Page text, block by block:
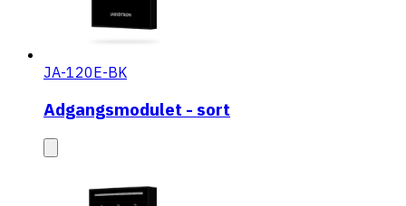
JA-120E-BK
Adgangsmodulet - sort